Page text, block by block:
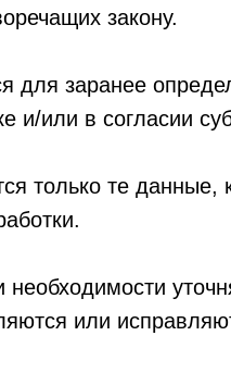
закону.
для заранее
и/или в согласии
только те данные,
или